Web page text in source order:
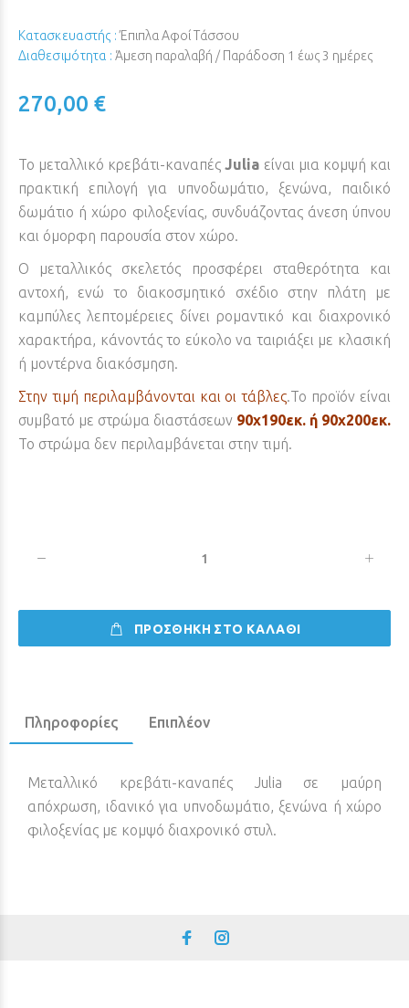
Κατασκευαστής :Έπιπλα Αφοί Τάσσου
Διαθεσιμότητα :Άμεση παραλαβή / Παράδoση 1 έως 3 ημέρες
270,00 €
Το μεταλλικό κρεβάτι-καναπές Julia είναι μια κομψή και
πρακτική επιλογή για υπνοδωμάτιο, ξενώνα, παιδικό
δωμάτιο ή χώρο φιλοξενίας, συνδυάζοντας άνεση ύπνου
και όμορφη παρουσία στον χώρο.
Ο μεταλλικός σκελετός προσφέρει σταθερότητα και
αντοχή, ενώ το διακοσμητικό σχέδιο στην πλάτη με
καμπύλες λεπτομέρειες δίνει ρομαντικό και διαχρονικό
χαρακτήρα, κάνοντάς το εύκολο να ταιριάξει με κλασική
ή μοντέρνα διακόσμηση.
Στην τιμή περιλαμβάνονται και οι τάβλες .Το προϊόν είναι
συμβατό με στρώμα διαστάσεων 90x190εκ. ή 90x200εκ.
Το στρώμα δεν περιλαμβάνεται στην τιμή.
ΠΡΟΣΘΗΚΗ ΣΤΟ ΚΑΛΑΘΙ
Πληροφορίες Επιπλέον
Μεταλλικό κρεβάτι-καναπές Julia σε μαύρη
απόχρωση, ιδανικό για υπνοδωμάτιο, ξενώνα ή χώρο
φιλοξενίας με κομψό διαχρονικό στυλ.